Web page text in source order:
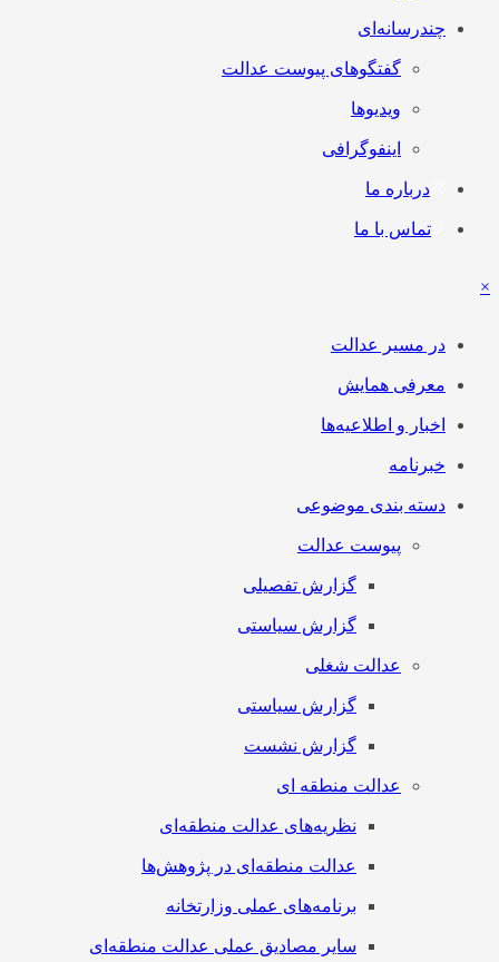
چندرسانه‌ای
گفتگوهای پیوست عدالت
ویدیوها
اینفوگرافی
درباره ما
تماس با ما
×
در مسیر عدالت
معرفی همایش
اخبار و اطلاعیه‌ها
خبرنامه
دسته بندی موضوعی
پیوست عدالت
گزارش تفصیلی
گزارش سیاستی
عدالت شغلی
گزارش سیاستی
گزارش نشست
عدالت منطقه ای
نظریه‌های عدالت منطقه‌ای
عدالت منطقه‌ای در پژوهش‌ها
برنامه‌های عملی وزارتخانه
سایر مصادیق عملی عدالت منطقه‌ای